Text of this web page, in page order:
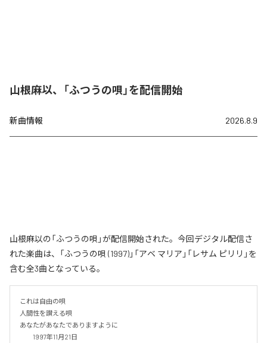
山根麻以、「ふつうの唄」を配信開始
新曲情報 2026.8.9
山根麻以の「ふつうの唄」が配信開始された。今回デジタル配信さ
れた楽曲は、「ふつうの唄 (1997)」「アベ マリア」「レサム ピリリ」を
含む全3曲となっている。
これは自由の唄
人間性を讃える唄
あなたがあなたでありますように
1997年11月21日